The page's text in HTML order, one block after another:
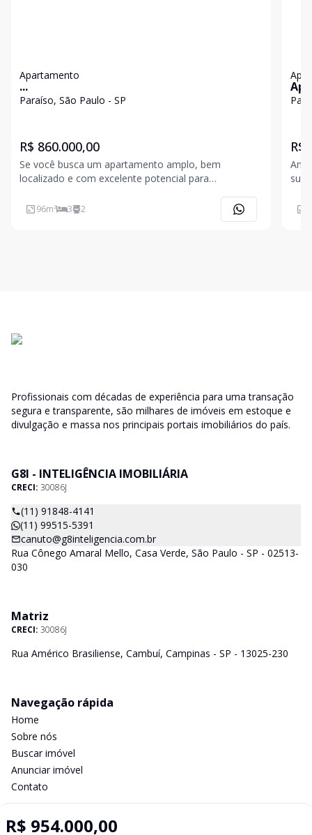
Apartamento
...
Paraíso, São Paulo - SP
R$ 860.000,00
Se você busca um apartamento amplo, bem
localizado e com excelente potencial para
sentido para você! Localizado próximo à Rua Abílio
Soares, em uma das regiões mais valorizadas de São
96m² 3 2
R$
R$ 954.000,00
Profissionais com décadas de experiência para uma transação
segura e transparente, são milhares de imóveis em estoque e
divulgação e massa nos principais portais imobiliários do país.
G8I - INTELIGÊNCIA IMOBILIÁRIA
CRECI: 30086J
(11) 91848-4141
(11) 99515-5391
canuto@g8inteligencia.com.br
Rua Cônego Amaral Mello, Casa Verde, São Paulo - SP - 02513-
030
Matriz
CRECI: 30086J
Rua Américo Brasiliense, Cambuí, Campinas - SP - 13025-230
Navegação rápida
Home
Sobre nós
Buscar imóvel
Anunciar imóvel
Contato